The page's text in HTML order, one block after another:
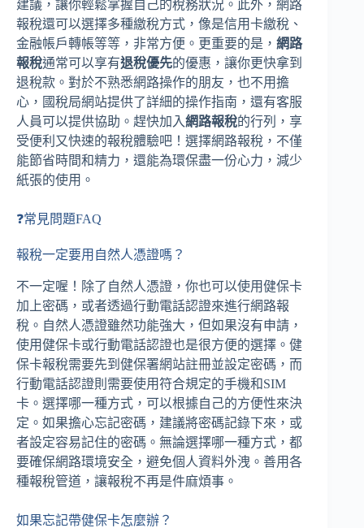
建議，讓你輕鬆掌握自己的稅務狀況。此外，網路
報稅還可以選擇多種繳稅方式，像是信用卡繳稅、
金融帳戶轉帳等等，非常方便。更重要的是， 網路
報稅通常可以享有退稅優先的優惠，讓你更快拿到
退稅款。對於不熟悉網路操作的朋友，也不用擔
心，國稅局網站提供了詳細的操作指南，還有客服
人員可以提供協助。趕快加入網路報稅的行列，享
受便利又快速的報稅體驗吧！選擇網路報稅，不僅
能節省時間和精力，還能為環保盡一份心力，減少
紙張的使用。
❓常見問題FAQ
報稅一定要用自然人憑證嗎？
不一定喔！除了自然人憑證，你也可以使用健保卡
加上密碼，或者透過行動電話認證來進行網路報
稅。自然人憑證雖然功能強大，但如果沒有申請，
使用健保卡或行動電話認證也是很方便的選擇。健
保卡報稅需要先到健保署網站註冊並設定密碼，而
行動電話認證則需要使用符合規定的手機和SIM
卡。選擇哪一種方式，可以根據自己的方便性來決
定。如果擔心忘記密碼，建議將密碼記錄下來，或
者設定容易記住的密碼。無論選擇哪一種方式，都
要確保網路環境安全，避免個人資料外洩。善用各
種報稅管道，讓報稅不再是件麻煩事。
如果忘記帶健保卡怎麼辦？